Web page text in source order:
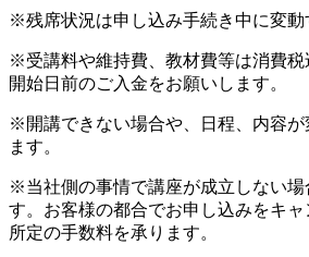
※残席状況は申し込み手続き中に変動
※受講料や維持費、教材費等は消費税
開始日前のご入金をお願いします。
※開講できない場合や、日程、内容が
ます。
※当社側の事情で講座が成立しない場
す。お客様の都合でお申し込みをキャ
所定の手数料を承ります。